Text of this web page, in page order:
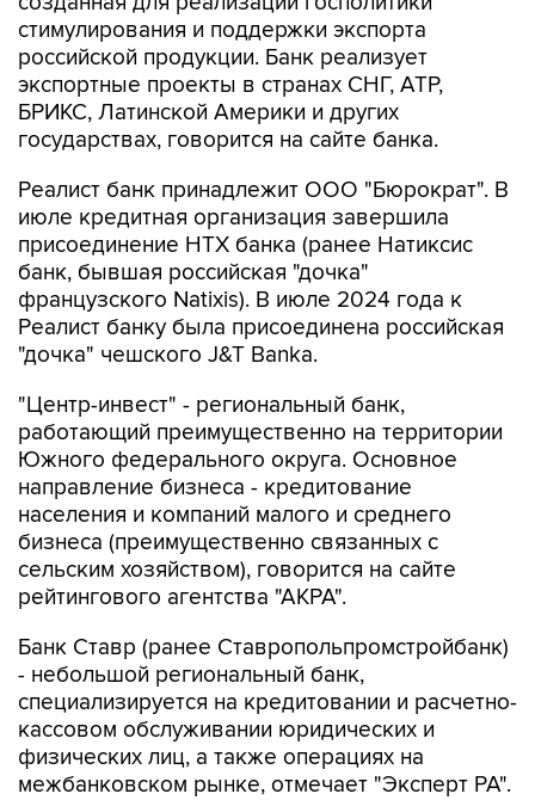
стимулирования и поддержки экспорта
российской продукции. Банк реализует
экспортные проекты в странах СНГ, АТР,
БРИКС, Латинской Америки и других
государствах, говорится на сайте банка.
Реалист банк принадлежит ООО "Бюрократ". В
июле кредитная организация завершила
присоединение НТХ банка (ранее Натиксис
банк, бывшая российская "дочка"
французского Natixis). В июле 2024 года к
Реалист банку была присоединена российская
"дочка" чешского J&T Banka.
"Центр-инвест" - региональный банк,
работающий преимущественно на территории
Южного федерального округа. Основное
направление бизнеса - кредитование
населения и компаний малого и среднего
бизнеса (преимущественно связанных с
сельским хозяйством), говорится на сайте
рейтингового агентства "АКРА".
Банк Ставр (ранее Ставропольпромстройбанк)
- небольшой региональный банк,
специализируется на кредитовании и расчетно-
кассовом обслуживании юридических и
физических лиц, а также операциях на
межбанковском рынке, отмечает "Эксперт РА".